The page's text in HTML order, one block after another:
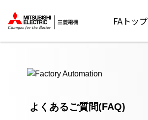
FAトップ
よくあるご質問(FAQ)